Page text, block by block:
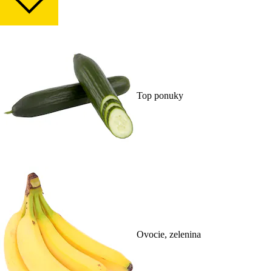
Top ponuky
Ovocie, zelenina